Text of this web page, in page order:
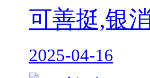
可善挺,银
2025-04-16